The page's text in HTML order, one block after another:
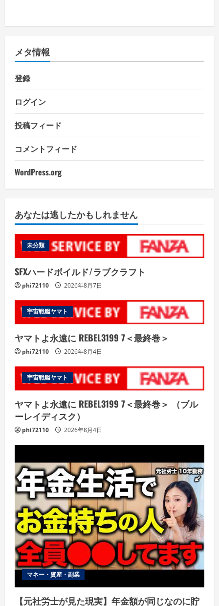
メタ情報
登録
ログイン
投稿フィード
コメントフィード
WordPress.org
あなたは逃したかもしれません
未分類
SFXハードボイルド/ラブクラフト
phi72110 2026年8月7日
宇宙戦艦ヤマト
ヤマトよ永遠に REBEL3199 7＜最終巻＞
phi72110 2026年8月4日
宇宙戦艦ヤマト
ヤマトよ永遠に REBEL3199 7＜最終巻＞ （ブル
ーレイディスク）
phi72110 2026年8月4日
マネー・資産・副業
【元社労士が見た現実】年金額が同じなのに貯